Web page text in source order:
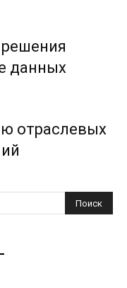
данных
отраслевых